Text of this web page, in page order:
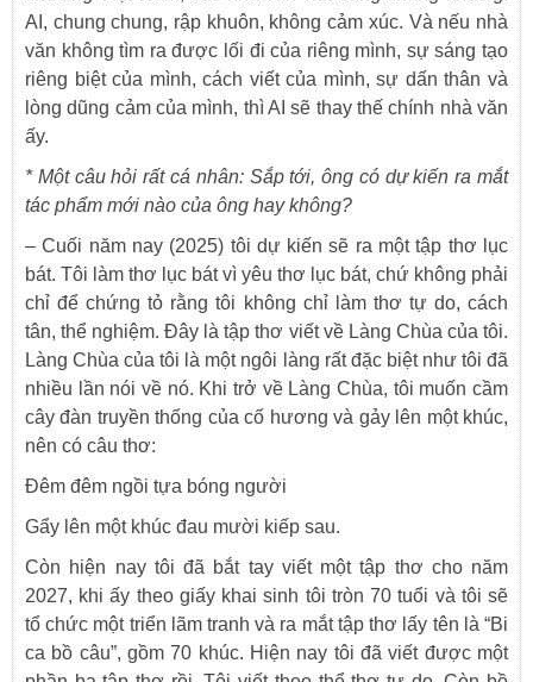
AI, chung chung, rập khuôn, không cảm xúc. Và nếu nhà
văn không tìm ra được lối đi của riêng mình, sự sáng tạo
riêng biệt của mình, cách viết của mình, sự dấn thân và
lòng dũng cảm của mình, thì AI sẽ thay thế chính nhà văn
ấy.
* Một câu hỏi rất cá nhân: Sắp tới, ông có dự kiến ra mắt
tác phẩm mới nào của ông hay không?
– Cuối năm nay (2025) tôi dự kiến sẽ ra một tập thơ lục
bát. Tôi làm thơ lục bát vì yêu thơ lục bát, chứ không phải
chỉ để chứng tỏ rằng tôi không chỉ làm thơ tự do, cách
tân, thể nghiệm. Đây là tập thơ viết về Làng Chùa của tôi.
Làng Chùa của tôi là một ngôi làng rất đặc biệt như tôi đã
nhiều lần nói về nó. Khi trở về Làng Chùa, tôi muốn cầm
cây đàn truyền thống của cố hương và gảy lên một khúc,
nên có câu thơ:
Đêm đêm ngồi tựa bóng người
Gẩy lên một khúc đau mười kiếp sau.
Còn hiện nay tôi đã bắt tay viết một tập thơ cho năm
2027, khi ấy theo giấy khai sinh tôi tròn 70 tuổi và tôi sẽ
tổ chức một triển lãm tranh và ra mắt tập thơ lấy tên là “Bi
ca bồ câu”, gồm 70 khúc. Hiện nay tôi đã viết được một